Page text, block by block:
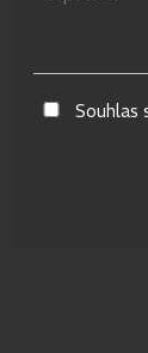
Souhlas